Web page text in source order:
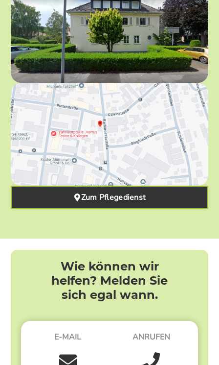
Zum Pflegedienst
Wie können wir
helfen? Melden Sie
sich egal wann.
E-MAIL ANRUFEN